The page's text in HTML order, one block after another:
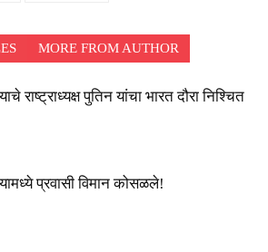
MORE FROM AUTHOR
राष्ट्राध्यक्ष पुतिन यांचा भारत दौरा निश्चित
प्रवासी विमान कोसळले!